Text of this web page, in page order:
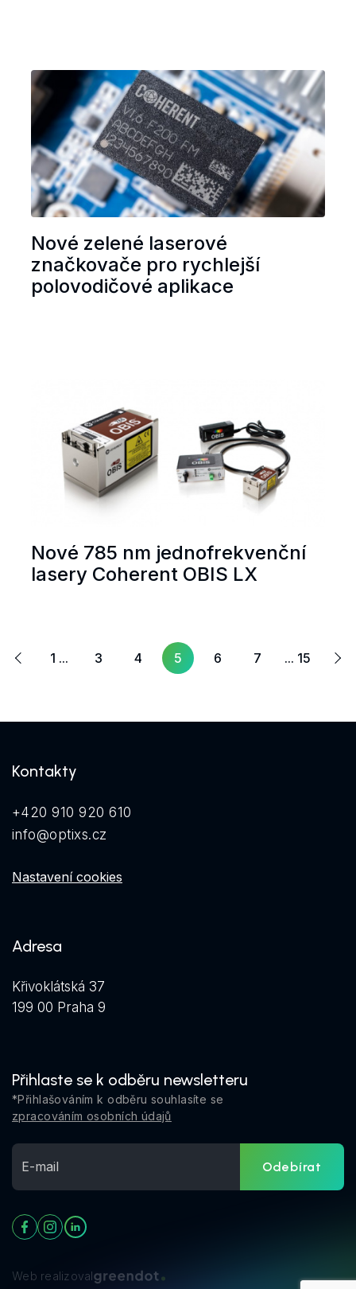
Nové zelené laserové
značkovače pro rychlejší
polovodičové aplikace
Nové 785 nm jednofrekvenční
lasery Coherent OBIS LX
1 ... 3 4 5 6 7 ... 15
Další
Kontakty
+420 910 920 610
info@optixs.cz
Nastavení cookies
Adresa
Křivoklátská 37
199 00 Praha 9
Přihlaste se k odběru newsletteru
*Přihlašováním k odběru souhlasíte se
zpracováním osobních údajů
Odebírat
Web realizoval